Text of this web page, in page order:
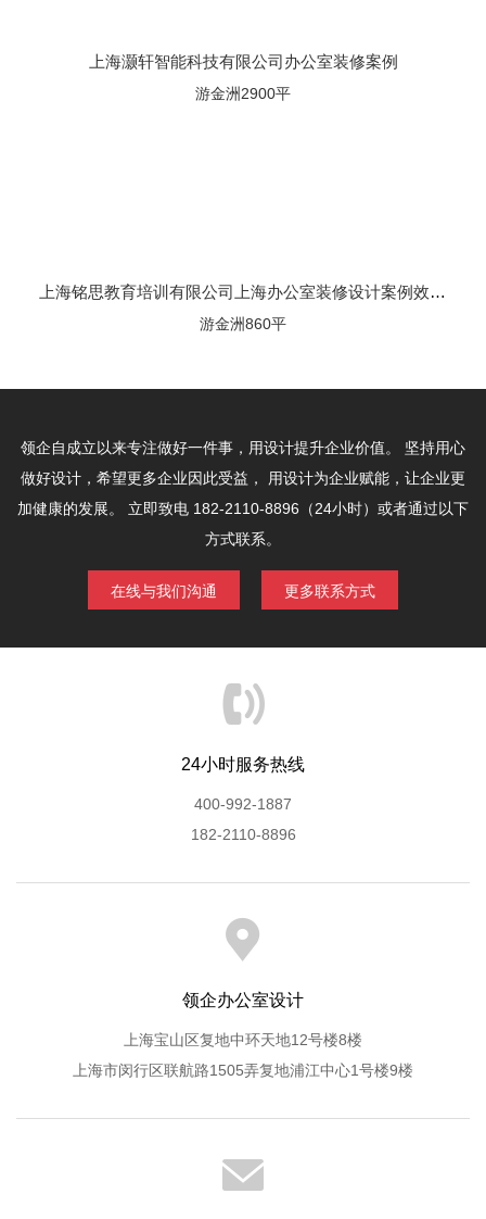
上海灏轩智能科技有限公司办公室装修案例
游金洲2900平
上海铭思教育培训有限公司上海办公室装修设计案例效果图
游金洲860平
领企自成立以来专注做好一件事，用设计提升企业价值。
坚持用心
做好设计，希望更多企业因此受益，
用设计为企业赋能，让企业更
加健康的发展。
立即致电 182-2110-8896（24小时）或者通过以下
方式联系。
在线与我们沟通 更多联系方式
24小时服务热线
400-992-1887
182-2110-8896
领企办公室设计
上海宝山区复地中环天地12号楼8楼
上海市闵行区联航路1505弄复地浦江中心1号楼9楼